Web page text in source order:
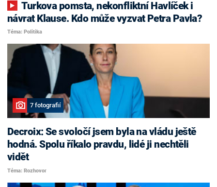
Turkova pomsta, nekonfliktní Havlíček i
návrat Klause. Kdo může vyzvat Petra Pavla?
Téma: Politika
7 fotografií
Decroix: Se svoločí jsem byla na vládu ještě
hodná. Spolu říkalo pravdu, lidé ji nechtěli
vidět
Téma: Rozhovor